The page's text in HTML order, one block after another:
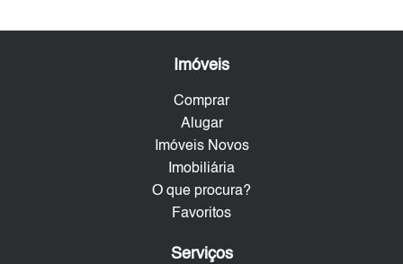
Imóveis
Comprar
Alugar
Imóveis Novos
Imobiliária
O que procura?
Favoritos
Serviços